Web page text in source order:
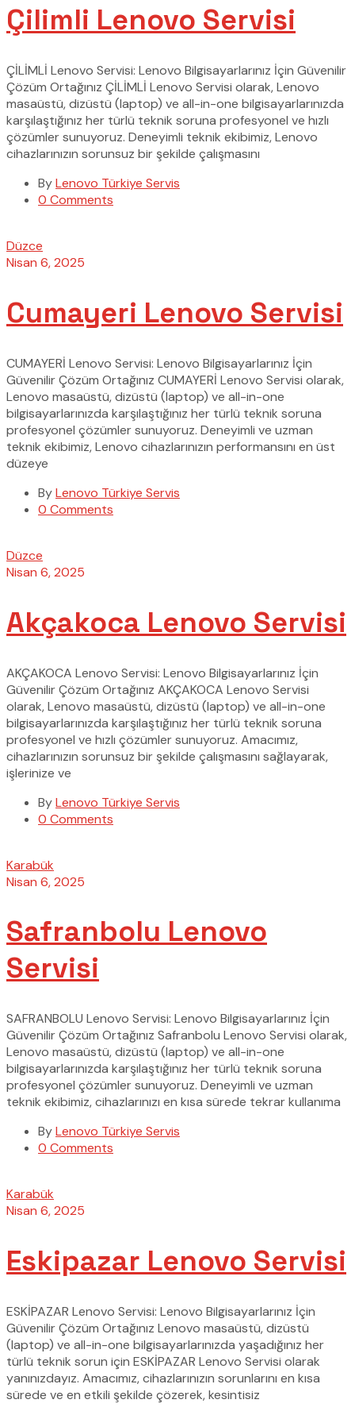
Çilimli Lenovo Servisi
ÇİLİMLİ Lenovo Servisi: Lenovo Bilgisayarlarınız İçin Güvenilir
Çözüm Ortağınız ÇİLİMLİ Lenovo Servisi olarak, Lenovo
masaüstü, dizüstü (laptop) ve all-in-one bilgisayarlarınızda
karşılaştığınız her türlü teknik soruna profesyonel ve hızlı
çözümler sunuyoruz. Deneyimli teknik ekibimiz, Lenovo
cihazlarınızın sorunsuz bir şekilde çalışmasını
ByLenovo Türkiye Servis
0 Comments
Düzce
Nisan 6, 2025
Cumayeri Lenovo Servisi
CUMAYERİ Lenovo Servisi: Lenovo Bilgisayarlarınız İçin
Güvenilir Çözüm Ortağınız CUMAYERİ Lenovo Servisi olarak,
Lenovo masaüstü, dizüstü (laptop) ve all-in-one
bilgisayarlarınızda karşılaştığınız her türlü teknik soruna
profesyonel çözümler sunuyoruz. Deneyimli ve uzman
teknik ekibimiz, Lenovo cihazlarınızın performansını en üst
düzeye
ByLenovo Türkiye Servis
0 Comments
Düzce
Nisan 6, 2025
Akçakoca Lenovo Servisi
AKÇAKOCA Lenovo Servisi: Lenovo Bilgisayarlarınız İçin
Güvenilir Çözüm Ortağınız AKÇAKOCA Lenovo Servisi
olarak, Lenovo masaüstü, dizüstü (laptop) ve all-in-one
bilgisayarlarınızda karşılaştığınız her türlü teknik soruna
profesyonel ve hızlı çözümler sunuyoruz. Amacımız,
cihazlarınızın sorunsuz bir şekilde çalışmasını sağlayarak,
işlerinize ve
ByLenovo Türkiye Servis
0 Comments
Karabük
Nisan 6, 2025
Safranbolu Lenovo
Servisi
SAFRANBOLU Lenovo Servisi: Lenovo Bilgisayarlarınız İçin
Güvenilir Çözüm Ortağınız Safranbolu Lenovo Servisi olarak,
Lenovo masaüstü, dizüstü (laptop) ve all-in-one
bilgisayarlarınızda karşılaştığınız her türlü teknik soruna
profesyonel çözümler sunuyoruz. Deneyimli ve uzman
teknik ekibimiz, cihazlarınızı en kısa sürede tekrar kullanıma
ByLenovo Türkiye Servis
0 Comments
Karabük
Nisan 6, 2025
Eskipazar Lenovo Servisi
ESKİPAZAR Lenovo Servisi: Lenovo Bilgisayarlarınız İçin
Güvenilir Çözüm Ortağınız Lenovo masaüstü, dizüstü
(laptop) ve all-in-one bilgisayarlarınızda yaşadığınız her
türlü teknik sorun için ESKİPAZAR Lenovo Servisi olarak
yanınızdayız. Amacımız, cihazlarınızın sorunlarını en kısa
sürede ve en etkili şekilde çözerek, kesintisiz